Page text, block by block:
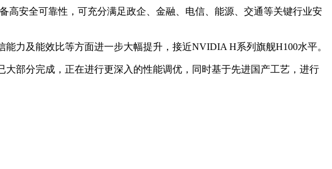
高安全可靠性，可充分满足政企、金融、电信、能源、交通等关键行业安
力及能效比等方面进一步大幅提升，接近NVIDIA H系列旗舰H100水平。
部分完成，正在进行更深入的性能调优，同时基于先进国产工艺，进行